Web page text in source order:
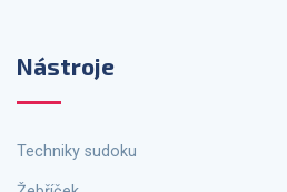
Nástroje
Techniky sudoku